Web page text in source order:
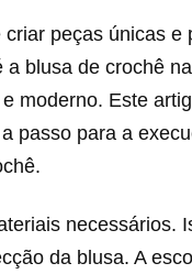
peças únicas e
blusa de crochê
moderno. Este
passo para a
necessários.
da blusa. A